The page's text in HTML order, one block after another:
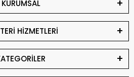
KURUMSAL
HİZMETLERİ